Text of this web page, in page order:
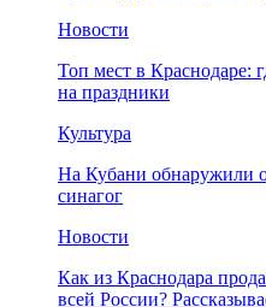
Новости
Топ мест в Краснодаре:
на праздники
Культура
На Кубани обнаружили
синагог
Новости
Как из Краснодара
всей России?